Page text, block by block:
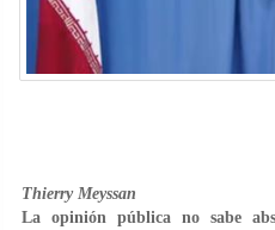
Thierry Meyssan
La opinión pública no sabe